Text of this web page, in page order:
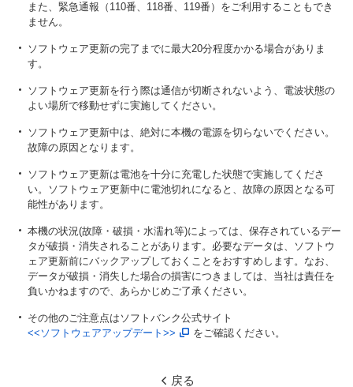
また、緊急通報（110番、118番、119番）をご利用することもでき
ません。
ソフトウェア更新の完了までに最大20分程度かかる場合がありま
す。
ソフトウェア更新を行う際は通信が切断されないよう、電波状態の
よい場所で移動せずに実施してください。
ソフトウェア更新中は、絶対に本機の電源を切らないでください。
故障の原因となります。
ソフトウェア更新は電池を十分に充電した状態で実施してくださ
い。ソフトウェア更新中に電池切れになると、故障の原因となる可
能性があります。
本機の状況(故障・破損・水濡れ等)によっては、保存されているデー
タが破損・消失されることがあります。必要なデータは、ソフトウ
ェア更新前にバックアップしておくことをおすすめします。なお、
データが破損・消失した場合の損害につきましては、当社は責任を
負いかねますので、あらかじめご了承ください。
その他のご注意点はソフトバンク公式サイト
<<ソフトウェアアップデート>>
をご確認ください。
戻る